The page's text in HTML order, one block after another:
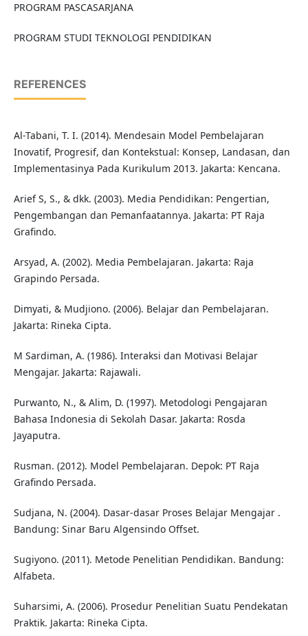
PROGRAM PASCASARJANA
PROGRAM STUDI TEKNOLOGI PENDIDIKAN
REFERENCES
Al-Tabani, T. I. (2014). Mendesain Model Pembelajaran
Inovatif, Progresif, dan Kontekstual: Konsep, Landasan, dan
Implementasinya Pada Kurikulum 2013. Jakarta: Kencana.
Arief S, S., & dkk. (2003). Media Pendidikan: Pengertian,
Pengembangan dan Pemanfaatannya. Jakarta: PT Raja
Grafindo.
Arsyad, A. (2002). Media Pembelajaran. Jakarta: Raja
Grapindo Persada.
Dimyati, & Mudjiono. (2006). Belajar dan Pembelajaran.
Jakarta: Rineka Cipta.
M Sardiman, A. (1986). Interaksi dan Motivasi Belajar
Mengajar. Jakarta: Rajawali.
Purwanto, N., & Alim, D. (1997). Metodologi Pengajaran
Bahasa Indonesia di Sekolah Dasar. Jakarta: Rosda
Jayaputra.
Rusman. (2012). Model Pembelajaran. Depok: PT Raja
Grafindo Persada.
Sudjana, N. (2004). Dasar-dasar Proses Belajar Mengajar .
Bandung: Sinar Baru Algensindo Offset.
Sugiyono. (2011). Metode Penelitian Pendidikan. Bandung:
Alfabeta.
Suharsimi, A. (2006). Prosedur Penelitian Suatu Pendekatan
Praktik. Jakarta: Rineka Cipta.